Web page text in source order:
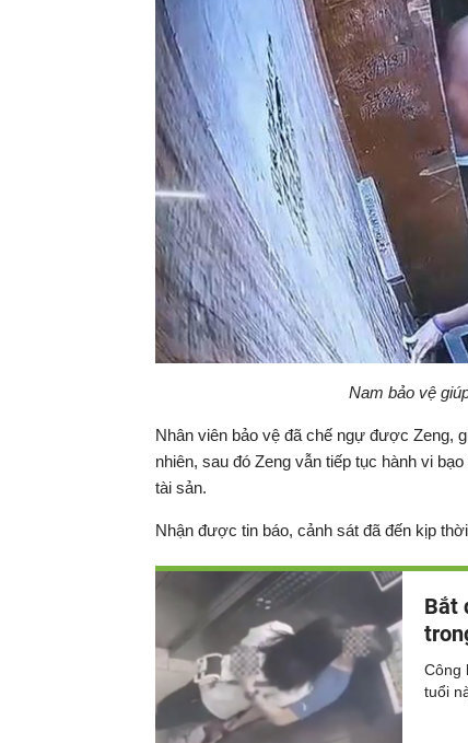
Nam bảo vệ
Nhân viên bảo vệ đã chế ngự được Zeng,
nhiên, sau đó Zeng vẫn tiếp tục hành vi
tài sản.
Nhận được tin báo, cảnh sát đã đến kịp
Bắt
Công
tuổi